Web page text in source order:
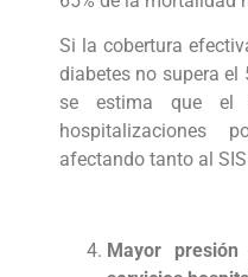
Si la cobertura
diabetes no supera el
se estima que el
hospitalizaciones
afectando tanto al
Mayor